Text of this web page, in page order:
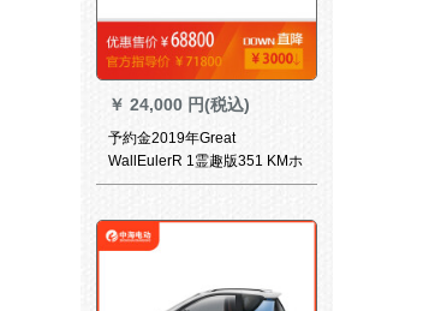
￥ 24,000 円(税込)
予約金2019年Great
WallEulerR 1霊趣版351 KMホ
イト